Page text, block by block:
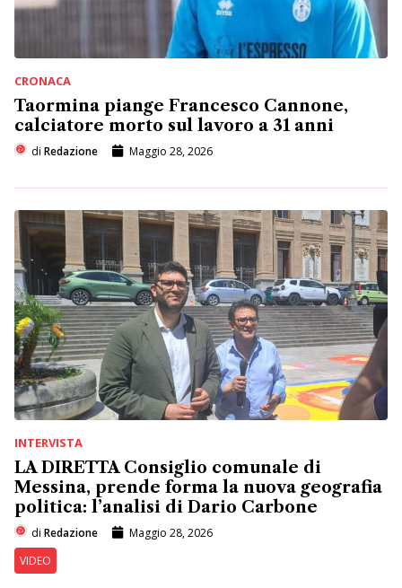
CRONACA
Taormina piange Francesco Cannone,
calciatore morto sul lavoro a 31 anni
di Redazione Maggio 28, 2026
INTERVISTA
LA DIRETTA Consiglio comunale di
Messina, prende forma la nuova geografia
politica: l’analisi di Dario Carbone
di Redazione
Maggio 28, 2026
VIDEO